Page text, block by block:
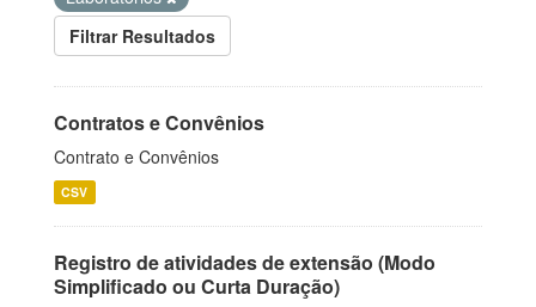
Filtrar Resultados
Contratos e Convênios
Contrato e Convênios
CSV
Registro de atividades de extensão (Modo
Simplificado ou Curta Duração)